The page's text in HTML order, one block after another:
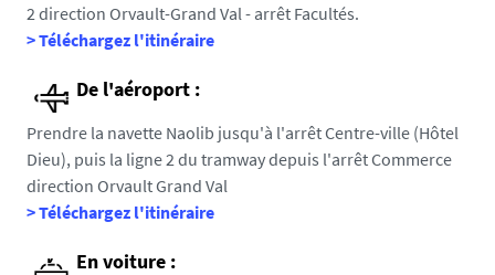
2 direction Orvault-Grand Val - arrêt Facultés.
> Téléchargez l'itinéraire
De l'aéroport :
Prendre la navette Naolib jusqu'à l'arrêt Centre-ville (Hôtel
Dieu), puis la ligne 2 du tramway depuis l'arrêt Commerce
direction Orvault Grand Val
> Téléchargez l'itinéraire
En voiture :